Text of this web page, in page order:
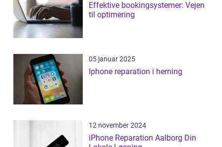
Effektive bookingsystemer: Vejen
til optimering
05 januar 2025
Iphone reparation i herning
12 november 2024
iPhone Reparation Aalborg Din